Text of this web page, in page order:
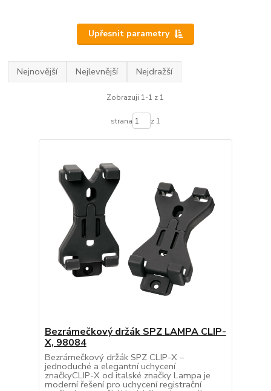
Upřesnit parametry
Nejnovější Nejlevnější Nejdražší
Zobrazuji 1-1 z 1
strana z 1
Bezrámečkový držák SPZ LAMPA CLIP-
X, 98084
Bezrámečkový držák SPZ CLIP-X –
jednoduché a elegantní uchycení
značkyCLIP-X od italské značky Lampa je
moderní řešení pro uchycení registrační